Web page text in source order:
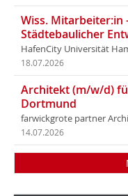
Wiss.
Städtebaulicher
HafenCity Universität
18.07.2026
Architekt (m/w/d)
Dortmund
farwickgrote partner
14.07.2026